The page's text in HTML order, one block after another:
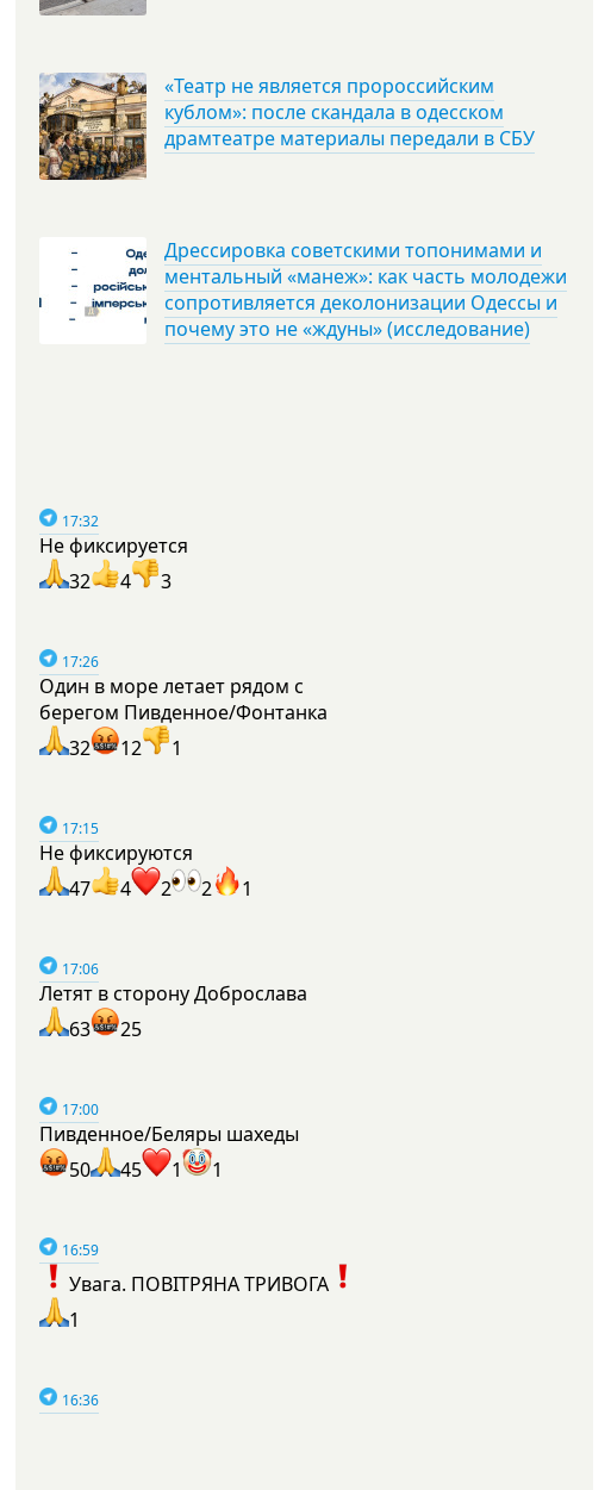
«Театр не является пророссийским
кублом»: после скандала в одесском
драмтеатре материалы передали в СБУ
Дрессировка советскими топонимами и
ментальный «манеж»: как часть молодежи
сопротивляется деколонизации Одессы и
почему это не «ждуны» (исследование)
17:32
Не фиксируется
32
4 3
17:26
Один в море летает рядом с
берегом Пивденное/Фонтанка
32
12 1
17:15
Не фиксируются
47
4 2 2 1
17:06
Летят в сторону Доброслава
63
25
17:00
Пивденное/Беляры шахеды
50
45 1 1
16:59
Увага. ПОВІТРЯНА ТРИВОГА
1
16:36